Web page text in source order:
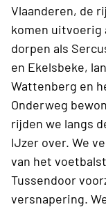
Vlaanderen, de
komen uitvoerig
dorpen als
en Ekelsbeke,
Wattenberg en
Onderweg
rijden we langs
IJzer over. We
van het
Tussendoor
versnapering.